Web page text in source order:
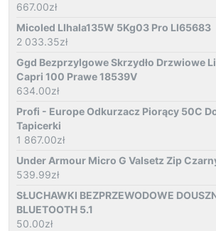
667.00zł
Micoled Llhala135W 5Kg03 Pro Ll65683
2 033.35zł
Ggd Bezprzylgowe Skrzydło Drzwiowe
Capri 100 Prawe 18539V
634.00zł
Profi - Europe Odkurzacz Piorący 50C
Tapicerki
1 867.00zł
Under Armour Micro G Valsetz Zip
539.99zł
SŁUCHAWKI BEZPRZEWODOWE
BLUETOOTH 5.1
50.00zł